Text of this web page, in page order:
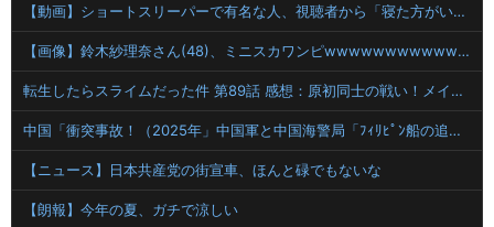
【動画】ショートスリーパーで有名な人、視聴者から「寝た方がいい」と言われブチギレ
【画像】鈴木紗理奈さん(48)、ミニスカワンピwwwwwwwwwwwwwww 【Pickup07091612】
転生したらスライムだった件 第89話 感想：原初同士の戦い！メイドvs執事になってる！
中国「衝突事故！（2025年」中国軍と中国海警局「ﾌｨﾘﾋﾟﾝ船の追跡中に衝突！（8/11」中国「2人死亡」中国政府「1年間隠蔽」日本「隠蔽された事実報道！（2026年」→
【ニュース】日本共産党の街宣車、ほんと碌でもないな
【朗報】今年の夏、ガチで涼しい